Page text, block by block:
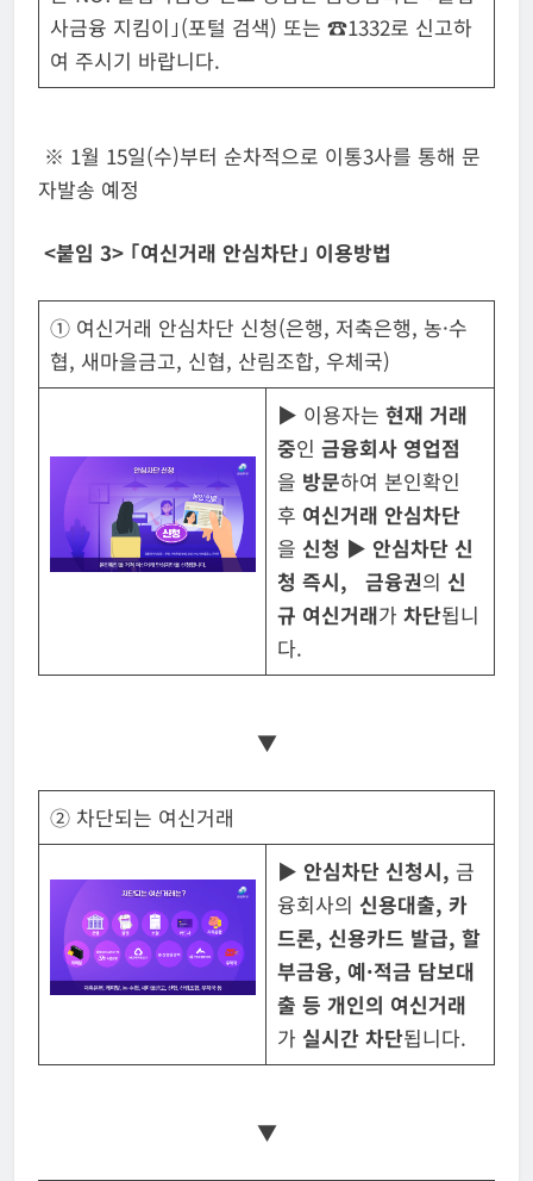
사금융 지킴이｣(포털 검색) 또는 ☎1332로 신고하
여 주시기 바랍니다.
※ 1월 15일(수)부터 순차적으로 이통3사를 통해 문
자발송 예정
<붙임 3> ｢여신거래 안심차단｣ 이용방법
① 여신거래 안심차단 신청(은행, 저축은행, 농·수
협, 새마을금고, 신협, 산림조합, 우체국)
▶ 이용자는 현재 거래
중인 금융회사 영업점
을 방문하여 본인확인
후 여신거래 안심차단
을 신청 ▶ 안심차단 신
청 즉시,
금융권의 신
규 여신거래가 차단됩니
다.
▼
② 차단되는 여신거래
▶ 안심차단 신청시, 금
융회사의 신용대출, 카
드론, 신용카드 발급, 할
부금융, 예·적금 담보대
출 등 개인의 여신거래
가 실시간 차단됩니다.
▼